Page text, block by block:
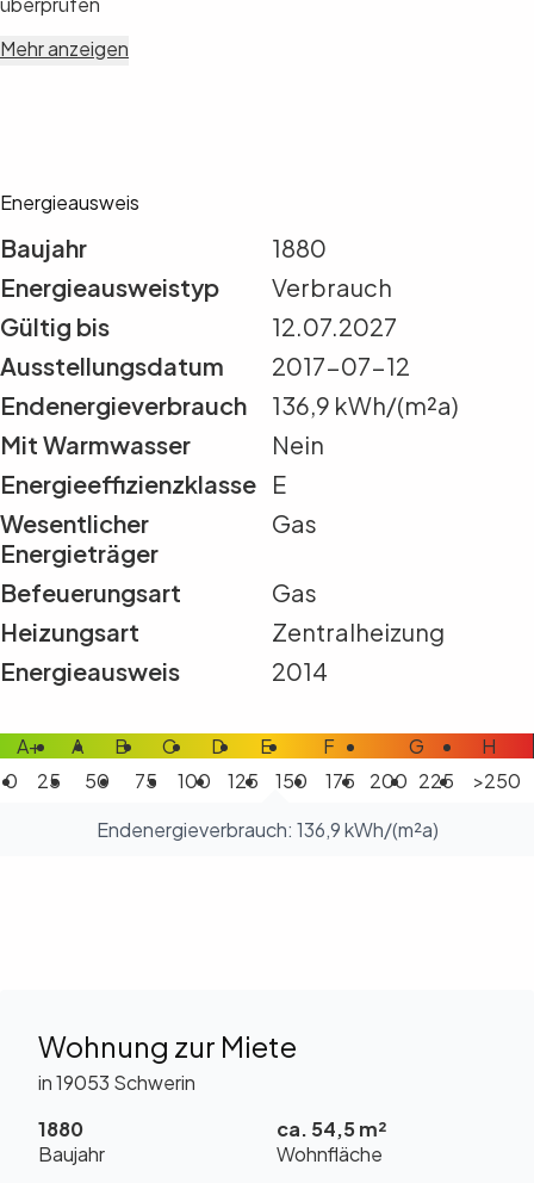
Mehr anzeigen
Energieausweis
Baujahr
1880
Energieausweistyp
Verbrauch
Gültig bis
12.07.2027
Ausstellungsdatum
2017-07-12
Endenergieverbrauch
136,9 kWh/(m²a)
Mit Warmwasser
Nein
Energieeffizienzklasse E
Wesentlicher
Energieträger
Gas
Befeuerungsart
Gas
Heizungsart
Zentralheizung
Energieausweis
2014
A+ A B C D E F G
H
0
25 50 75 100 125 150 175 200 225
>250
Endenergieverbrauch: 136,9 kWh/(m²a)
Wohnung zur Miete
in 19053 Schwerin
1880
Baujahr
ca. 54,5 m²
Wohnfläche